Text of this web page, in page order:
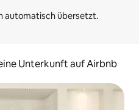
Unterkunft auf Airbnb